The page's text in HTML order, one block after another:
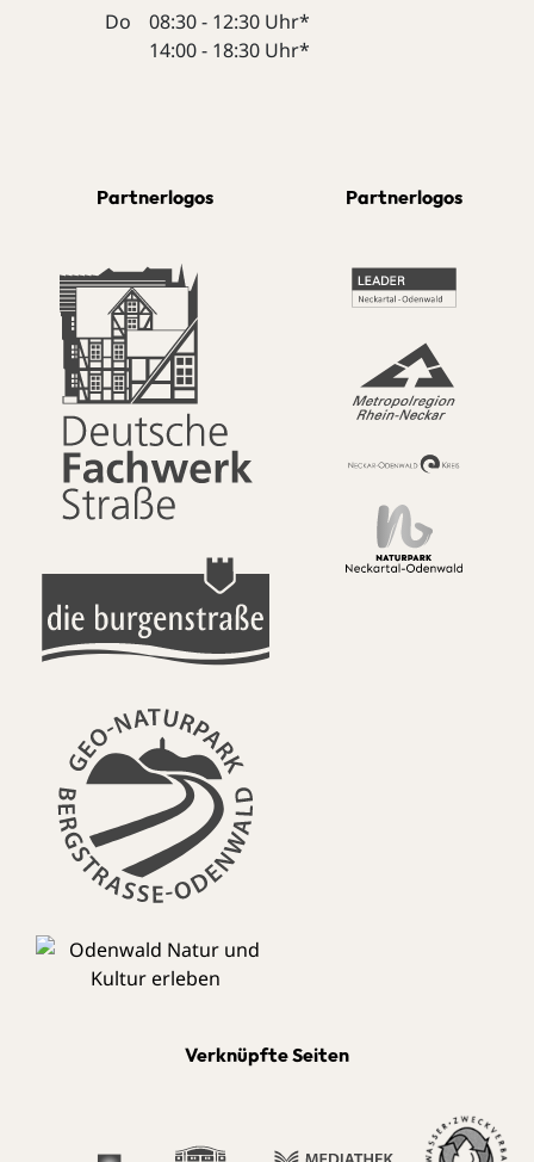
Do
08:30 - 12:30 Uhr*
14:00 - 18:30 Uhr*
Partnerlogos Partnerlogos
Verknüpfte Seiten